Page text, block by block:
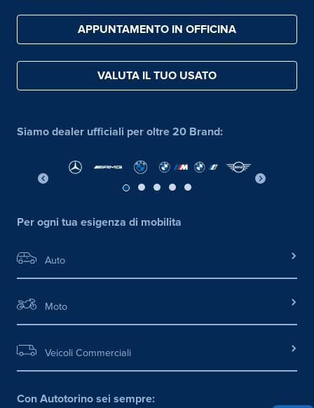
APPUNTAMENTO IN OFFICINA
VALUTA IL TUO USATO
Siamo dealer ufficiali per oltre 20 Brand:
Per ogni tua esigenza di mobilita
Auto
Moto
Veicoli Commerciali
Con Autotorino sei sempre: